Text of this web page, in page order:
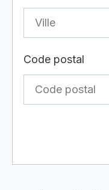
Code postal